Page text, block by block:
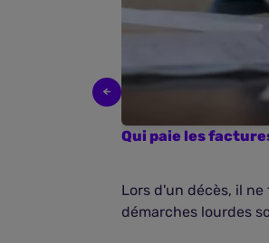
Qui paie les
Lors d'un décès, il
démarches lourdes